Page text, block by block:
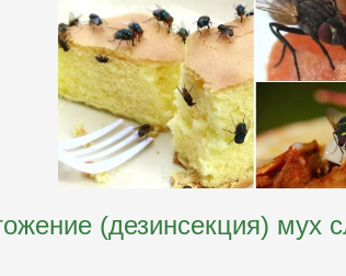
(дезинсекция) мух